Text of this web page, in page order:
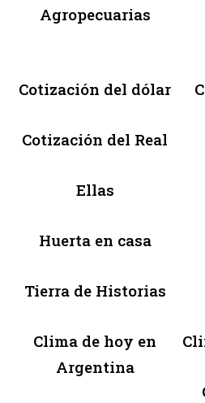
Agropecuarias
Cotización del dólar
Cotización del Real
Ellas
Huerta en casa
Tierra de Historias
Clima de hoy en
Argentina